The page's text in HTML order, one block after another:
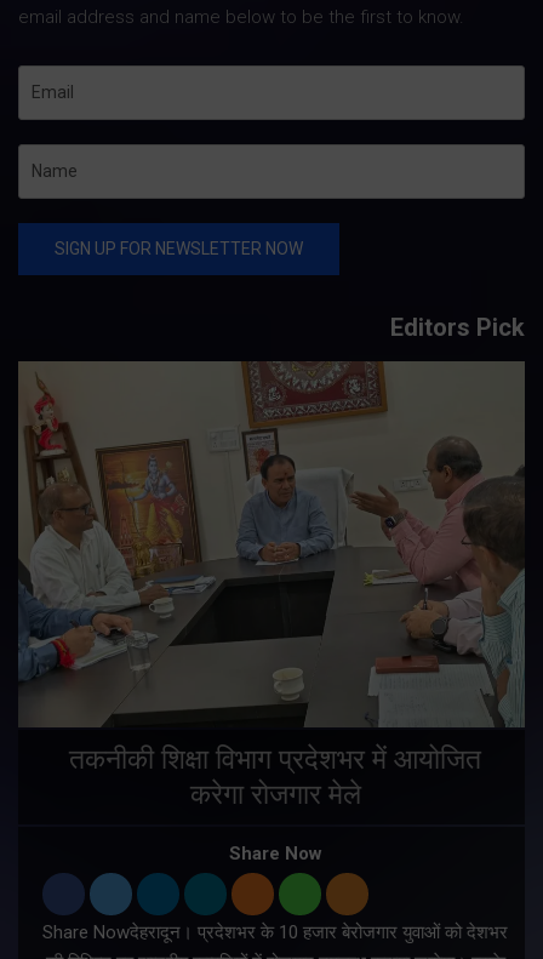
email address and name below to be the first to know.
Editors Pick
तकनीकी शिक्षा विभाग प्रदेशभर में आयोजित
करेगा रोजगार मेले
Share Now
Share Nowदेहरादून। प्रदेशभर के 10 हजार बेरोजगार युवाओं को देशभर